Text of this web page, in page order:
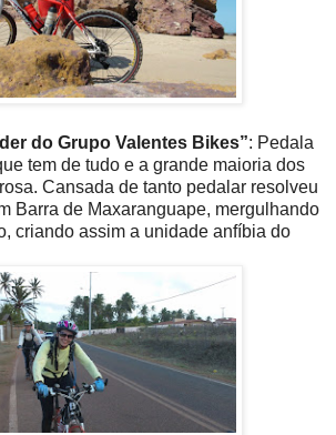
do Grupo Valentes Bikes”: Pedala
tem de tudo e a grande maioria dos
Cansada de tanto pedalar resolveu
Barra de Maxaranguape, mergulhando
criando assim a unidade anfíbia do